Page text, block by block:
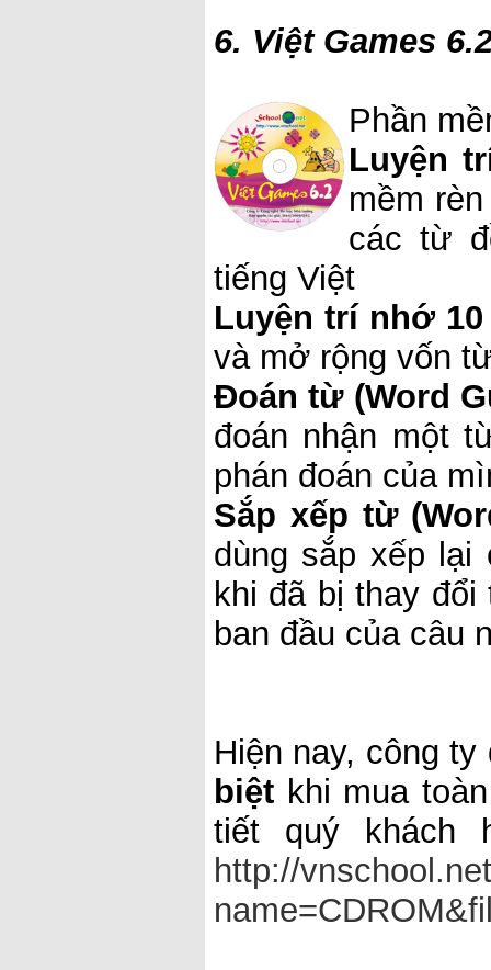
6. Việt Games
Phần
Luyện
mềm
các từ
tiếng Việt
Luyện trí nhớ 10
và mở rộng vốn
Đoán từ (Word
đoán nhận một
phán đoán của
Sắp xếp từ
dùng sắp xếp
khi đã bị thay
ban đầu của câu
Hiện nay, công
biệt khi mua
tiết quý khách
http://